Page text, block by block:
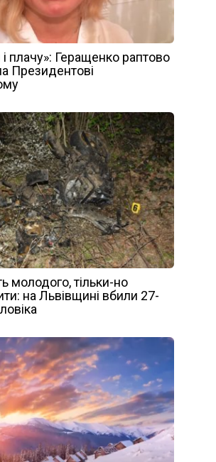
плачу»: Геращенко раптово
Президентові
молодого, тільки-но
на Львівщині вбили 27-